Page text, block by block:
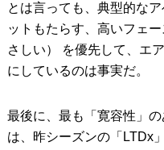
とは言っても、典型的な
ットもたらす、高いフェ
さしい） を優先して、エ
にしているのは事実だ。
最後に、最も「寛容性」
は、昨シーズンの「LTDx